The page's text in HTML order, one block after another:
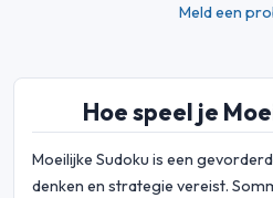
Meld een
Hoe speel je
Moeilijke Sudoku is een
denken en strategie vereist.